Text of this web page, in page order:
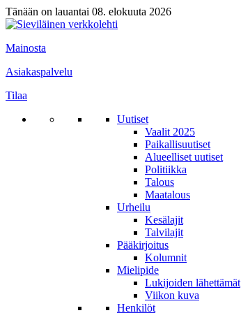
Tänään on lauantai 08. elokuuta 2026
Mainosta
Asiakaspalvelu
Tilaa
Uutiset
Vaalit 2025
Paikallisuutiset
Alueelliset uutiset
Politiikka
Talous
Maatalous
Urheilu
Kesälajit
Talvilajit
Pääkirjoitus
Kolumnit
Mielipide
Lukijoiden lähettämät
Viikon kuva
Henkilöt